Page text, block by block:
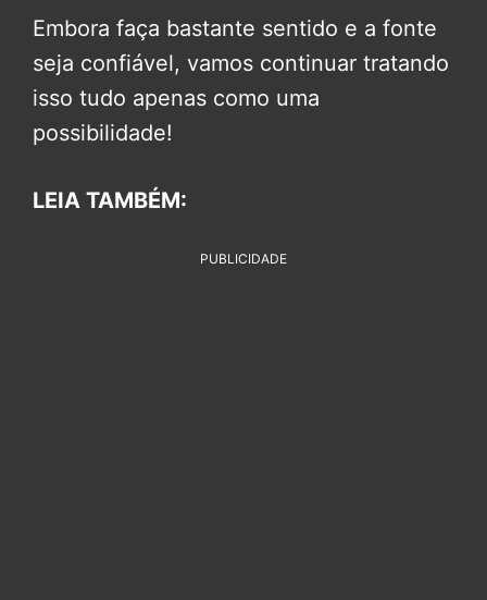
Embora faça bastante sentido e a fonte
seja confiável, vamos continuar tratando
isso tudo apenas como uma
possibilidade!
LEIA TAMBÉM:
PUBLICIDADE